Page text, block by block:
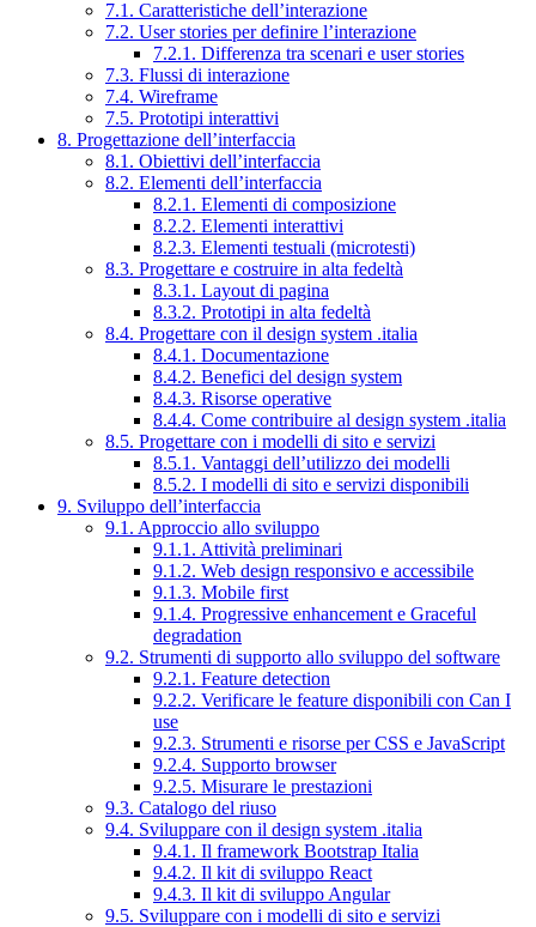
7.1. Caratteristiche dell’interazione
7.2. User stories per definire l’interazione
7.2.1. Differenza tra scenari e user stories
7.3. Flussi di interazione
7.4. Wireframe
7.5. Prototipi interattivi
8. Progettazione dell’interfaccia
8.1. Obiettivi dell’interfaccia
8.2. Elementi dell’interfaccia
8.2.1. Elementi di composizione
8.2.2. Elementi interattivi
8.2.3. Elementi testuali (microtesti)
8.3. Progettare e costruire in alta fedeltà
8.3.1. Layout di pagina
8.3.2. Prototipi in alta fedeltà
8.4. Progettare con il design system .italia
8.4.1. Documentazione
8.4.2. Benefici del design system
8.4.3. Risorse operative
8.4.4. Come contribuire al design system .italia
8.5. Progettare con i modelli di sito e servizi
8.5.1. Vantaggi dell’utilizzo dei modelli
8.5.2. I modelli di sito e servizi disponibili
9. Sviluppo dell’interfaccia
9.1. Approccio allo sviluppo
9.1.1. Attività preliminari
9.1.2. Web design responsivo e accessibile
9.1.3. Mobile first
9.1.4. Progressive enhancement e Graceful
degradation
9.2. Strumenti di supporto allo sviluppo del software
9.2.1. Feature detection
9.2.2. Verificare le feature disponibili con Can I
use
9.2.3. Strumenti e risorse per CSS e JavaScript
9.2.4. Supporto browser
9.2.5. Misurare le prestazioni
9.3. Catalogo del riuso
9.4. Sviluppare con il design system .italia
9.4.1. Il framework Bootstrap Italia
9.4.2. Il kit di sviluppo React
9.4.3. Il kit di sviluppo Angular
9.5. Sviluppare con i modelli di sito e servizi